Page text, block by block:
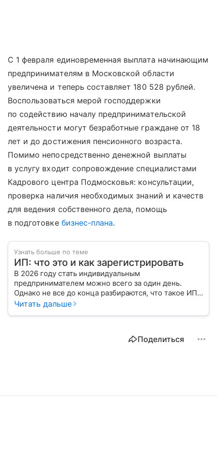
С 1 февраля единовременная выплата начинающим
предпринимателям в Московской области
увеличена и теперь составляет 180 528 рублей.
Воспользоваться мерой господдержки
по содействию началу предпринимательской
деятельности могут безработные граждане от 18
лет и до достижения пенсионного возраста.
Помимо непосредственно денежной выплаты
в услугу входит сопровождение специалистами
Кадрового центра Подмосковья: консультации,
проверка наличия необходимых знаний и качеств
для ведения собственного дела, помощь
в подготовке бизнес-плана.
Узнать больше по теме
ИП: что это и как зарегистрировать
В 2026 году стать индивидуальным
предпринимателем можно всего за один день.
Однако не все до конца разбираются, что такое ИП,
какие есть нюансы в его оформлении. Подробнее
Читать дальше
Поделиться